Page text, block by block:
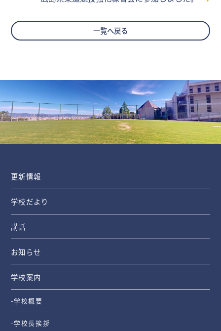
一覧へ戻る
更新情報
学校だより
講話
お知らせ
学校案内
-学校概要
-学校長挨拶